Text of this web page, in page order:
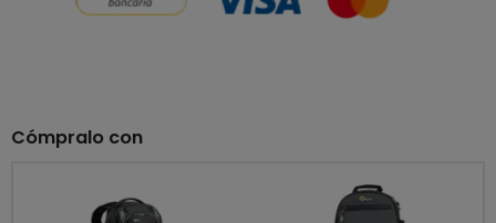
Cómpralo con